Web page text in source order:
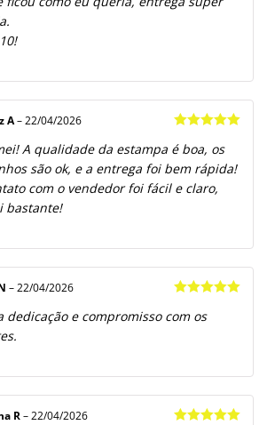
de 5
A– 22/04/2026
A qualidade da estampa é boa, os
são ok, e a entrega foi bem rápida!
com o vendedor foi fácil e claro,
bastante!
de 5
– 22/04/2026
dedicação e compromisso com os
R – 22/04/2026